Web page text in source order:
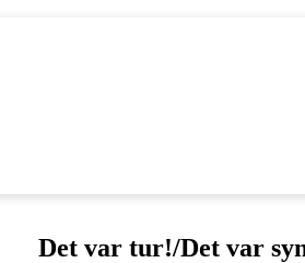
Det var tur!/Det var